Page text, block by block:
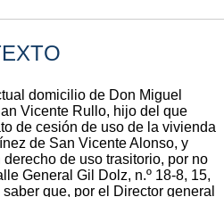
domicilio de Don Miguel
Vicente Rullo, hijo del que
de cesión de uso de la vivienda
de San Vicente Alonso, y
de uso trasitorio, por no
General Gil Dolz, n.º 18-8, 15,
que, por el Director general